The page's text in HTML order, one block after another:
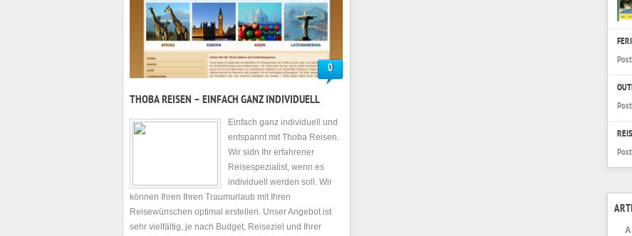
0
THOBA REISEN – EINFACH GANZ INDIVIDUELL
Einfach ganz individuell und
entspannt mit Thoba Reisen.
Wir sidn Ihr erfahrener
Reisespezialist, wenn es
individuell werden soll. Wir
können Ihren Ihren Traumurlaub mit Ihren
Reisewünschen optimal erstellen. Unser Angebot ist
sehr vielfältig, je nach Budget, Reiseziel und Ihrer